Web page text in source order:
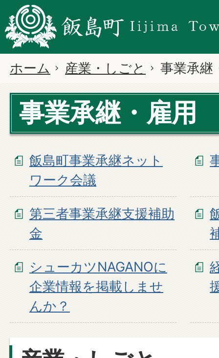
ホーム 産業・しごと 事業承継
事業承継・雇用
飯島町事業承継ネット
ワーク会議
第三者事業承継支援補助
金
シューカツNAGANOに
企業情報を掲載しませ
んか？